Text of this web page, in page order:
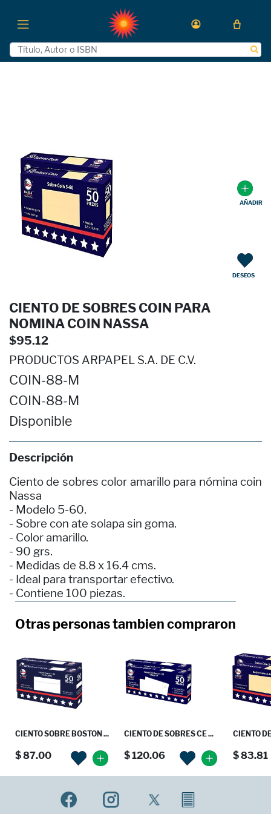
CIENTO DE SOBRES COIN PARA
NOMINA COIN NASSA
$95.12
PRODUCTOS ARPAPEL S.A. DE C.V.
COIN-88-M
COIN-88-M
Disponible
Descripción
AÑADIR
DESEOS
Ciento de sobres color amarillo para nómina coin
Nassa
- Modelo 5-60.
- Sobre con ate solapa sin goma.
- Color amarillo.
- 90 grs.
- Medidas de 8.8 x 16.4 cms.
- Ideal para transportar efectivo.
- Contiene 100 piezas.
Otras personas tambien compraron
CIENTO SOBRE BOSTON ...
$ 87.00
CIENTO DE SOBRES CE ...
$ 120.06
CIENTO
$ 83.81